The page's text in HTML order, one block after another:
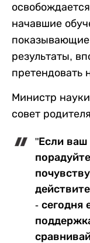
начавшие
результаты,
претендовать
Министр
совет
"Если ваш
- сегодня